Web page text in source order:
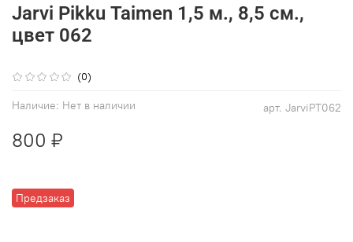
(0)
арт. JarviPT062
Наличие: Нет в наличии
Предзаказ
Jarvi Pikku Taimen 1,5 м., 8,5 см.,
цвет 062
800 ₽